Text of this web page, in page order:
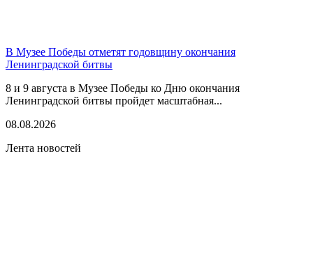
В Музее Победы отметят годовщину окончания
Ленинградской битвы
8 и 9 августа в Музее Победы ко Дню окончания
Ленинградской битвы пройдет масштабная...
08.08.2026
Лента новостей